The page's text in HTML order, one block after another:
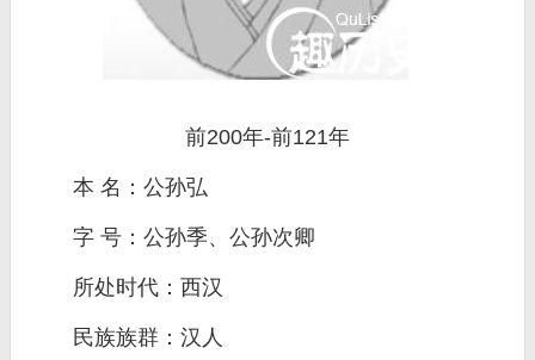
前200年-前121年
本 名：公孙弘
字 号：公孙季、公孙次卿
所处时代：西汉
民族族群：汉人